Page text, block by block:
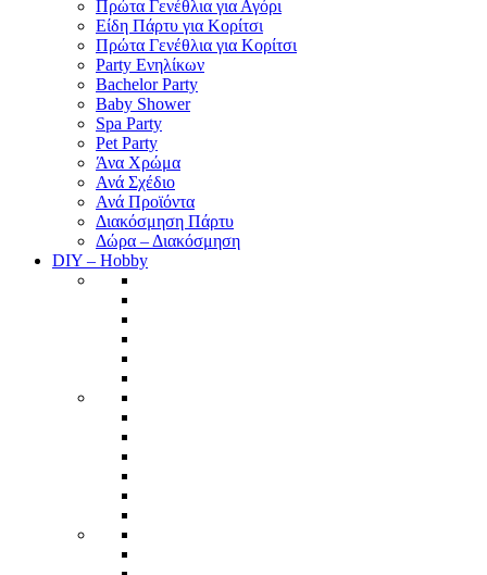
Πρώτα Γενέθλια για Αγόρι
Είδη Πάρτυ για Κορίτσι
Πρώτα Γενέθλια για Κορίτσι
Party Ενηλίκων
Bachelor Party
Baby Shower
Spa Party
Pet Party
Άνα Χρώμα
Ανά Σχέδιο
Ανά Προϊόντα
Διακόσμηση Πάρτυ
Δώρα – Διακόσμηση
DIY – Hobby